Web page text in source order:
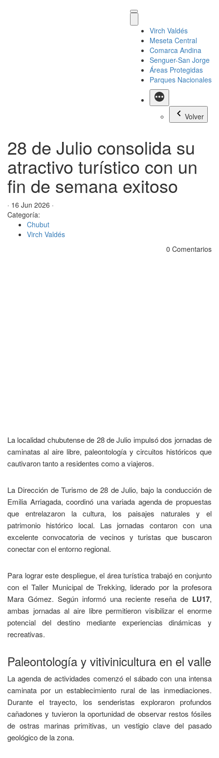
Virch Valdés
Meseta Central
Comarca Andina
Senguer-San Jorge
Áreas Protegidas
Parques Nacionales
Más
Volver
28 de Julio consolida su
atractivo turístico con un
fin de semana exitoso
· 16 Jun 2026 ·
Categoría:
Chubut
Virch Valdés
0 Comentarios
La localidad chubutense de 28 de Julio impulsó dos jornadas de
caminatas al aire libre, paleontología y circuitos históricos que
cautivaron tanto a residentes como a viajeros.
La Dirección de Turismo de 28 de Julio, bajo la conducción de
Emilia Arriagada, coordinó una variada agenda de propuestas
que entrelazaron la cultura, los paisajes naturales y el
patrimonio histórico local. Las jornadas contaron con una
excelente convocatoria de vecinos y turistas que buscaron
conectar con el entorno regional.
Para lograr este despliegue, el área turística trabajó en conjunto
con el Taller Municipal de Trekking, liderado por la profesora
Mara Gómez. Según informó una reciente reseña de LU17,
ambas jornadas al aire libre permitieron visibilizar el enorme
potencial del destino mediante experiencias dinámicas y
recreativas.
Paleontología y vitivinicultura en el valle
La agenda de actividades comenzó el sábado con una intensa
caminata por un establecimiento rural de las inmediaciones.
Durante el trayecto, los senderistas exploraron profundos
cañadones y tuvieron la oportunidad de observar restos fósiles
de ostras marinas primitivas, un vestigio clave del pasado
geológico de la zona.